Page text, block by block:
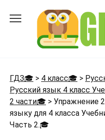
ГДЗ🎓 > 4 класс🎓 >
Русский язык 4 класс
2 части🎓 > Упражнение
языку для 4 класса
Часть 2.🎓